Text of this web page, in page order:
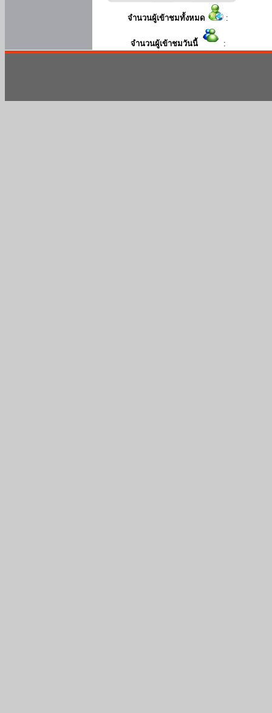
จำนวนผู้เข้าชมทั้งหมด :
จำนวนผู้เข้าชมวันนี้ :